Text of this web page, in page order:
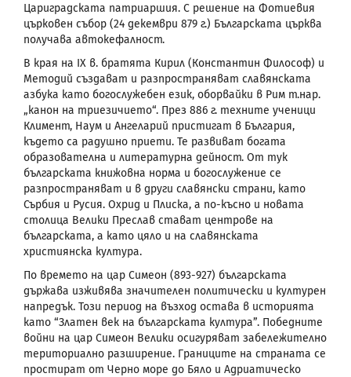
Цариградската патриаршия. С решение на Фотиевия
църковен събор (24 декември 879 г.) Българската църква
получава автокефалност.
В края на ІХ в. братята Кирил (Константин Философ) и
Методий създават и разпространяват славянската
азбука като богослужебен език, оборвайки в Рим т.нар.
„канон на триезичието“. През 886 г. техните ученици
Климент, Наум и Ангеларий пристигат в България,
където са радушно приети. Те развиват богата
образователна и литературна дейност. От тук
българската книжовна норма и богослужение се
разпространяват и в други славянски страни, като
Сърбия и Русия. Охрид и Плиска, а по-късно и новата
столица Велики Преслав стават центрове на
българската, а като цяло и на славянската
християнска култура.
По времето на цар Симеон (893-927) българската
държава изживява значителен политически и културен
напредък. Този период на възход остава в историята
като “Златен век на българската култура”. Победните
войни на цар Симеон Велики осигуряват забележително
териториално разширение. Границите на страната се
простират от Черно море до Бяло и Адриатическо